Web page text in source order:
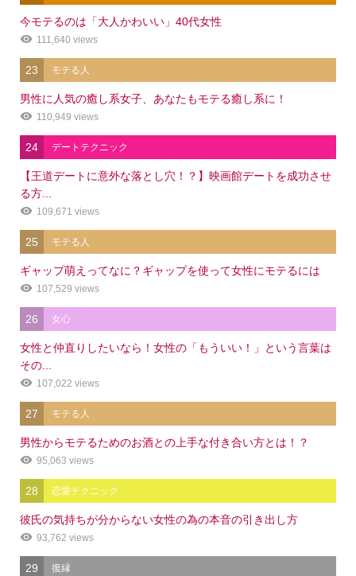
今モテるのは「大人かわいい」40代女性
111,640 views
23 モテる人
男性に人気の癒し系女子、あなたもモテる癒し系に！
110,949 views
24 デートテクニック
【王道デートに意外な落とし穴！？】映画館デートを成功させ
る方...
109,671 views
25 モテる人
ギャップ萌えってなに？ギャップを使って女性にモテるには
107,529 views
26 女心
女性と仲直りしたいなら！女性の「もういい！」という言葉は
その...
107,022 views
27 モテる人
男性からモテるためのお酒との上手な付き合い方とは！？
95,063 views
28 恋愛テクニック
彼氏の気持ちが分からない女性の為の本音の引き出し方
93,762 views
29 復縁